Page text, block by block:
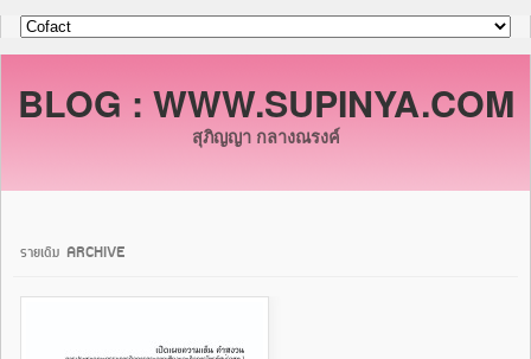
BLOG : WWW.SUPINYA.COM
สุภิญญา กลางณรงค์
รายเดิม ARCHIVE